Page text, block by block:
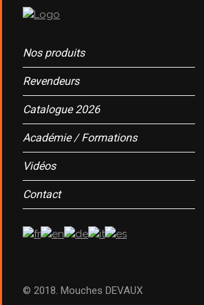
Nos produits
Revendeurs
Catalogue 2026
Académie / Formations
Vidéos
Contact
© 2018. Mouches DEVAUX